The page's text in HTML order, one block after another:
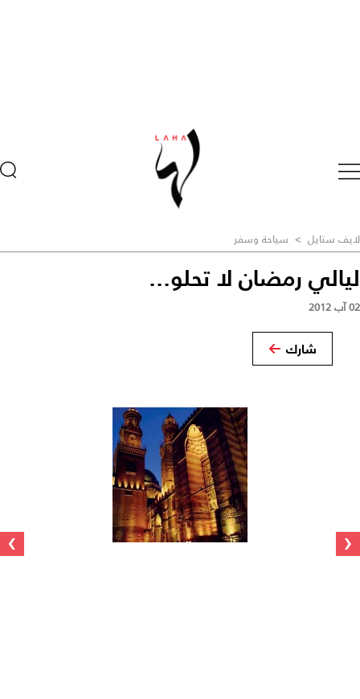
لايف ستايل > سياحة وسفر
ليالي رمضان لا تحلو...
02 آب 2012
شارك
‹
›